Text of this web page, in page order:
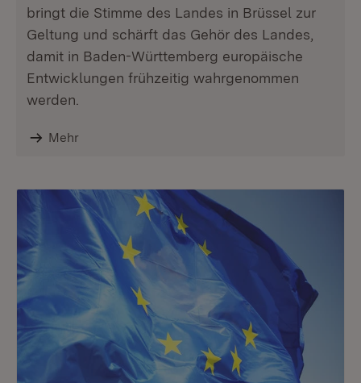
bringt die Stimme des Landes in Brüssel zur
Geltung und schärft das Gehör des Landes,
damit in Baden-Württemberg europäische
Entwicklungen frühzeitig wahrgenommen
werden.
Mehr